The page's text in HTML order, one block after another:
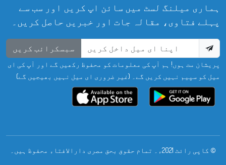
ہماری میلنگ لسٹ میں سائن اپ کریں اور سب سے
پہلے فتاوی، مقالہ جات اور خبریں حاصل کریں۔
سبسکرائب کریں
پریشان مت ہوں! ہم آپ کی معلومات کو محفوظ رکھیں گے اور آپ کی ای
میل کو سپیم نہیں کریں گے۔ (غیر ضروری ای میل نہیں بھیجیں گے)
© کاپی رائٹ 2021ء۔ تمام حقوق بحق مصری دارالافتاء محفوظ ہیں۔